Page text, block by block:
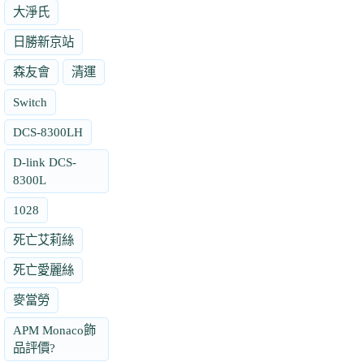
大淨氏
日勝新京站
森友會 清運
Switch
DCS-8300LH
D-link DCS-
8300L
1028
死亡艾莉絲
死亡愛麗絲
麥當勞
APM Monaco飾
品評價?